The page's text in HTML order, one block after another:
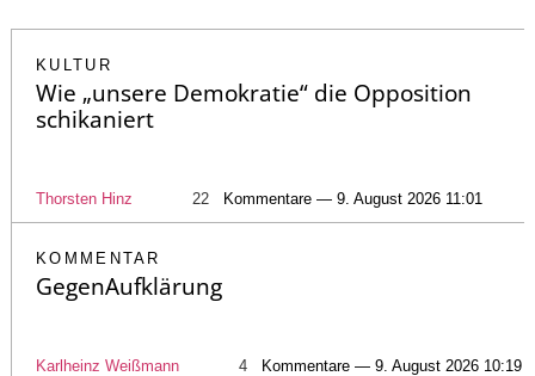
KULTUR
Wie „unsere Demokratie“ die Opposition
schikaniert
Thorsten Hinz 22 Kommentare — 9. August 2026 11:01
KOMMENTAR
GegenAufklärung
Karlheinz Weißmann 4 Kommentare — 9. August 2026 10:19